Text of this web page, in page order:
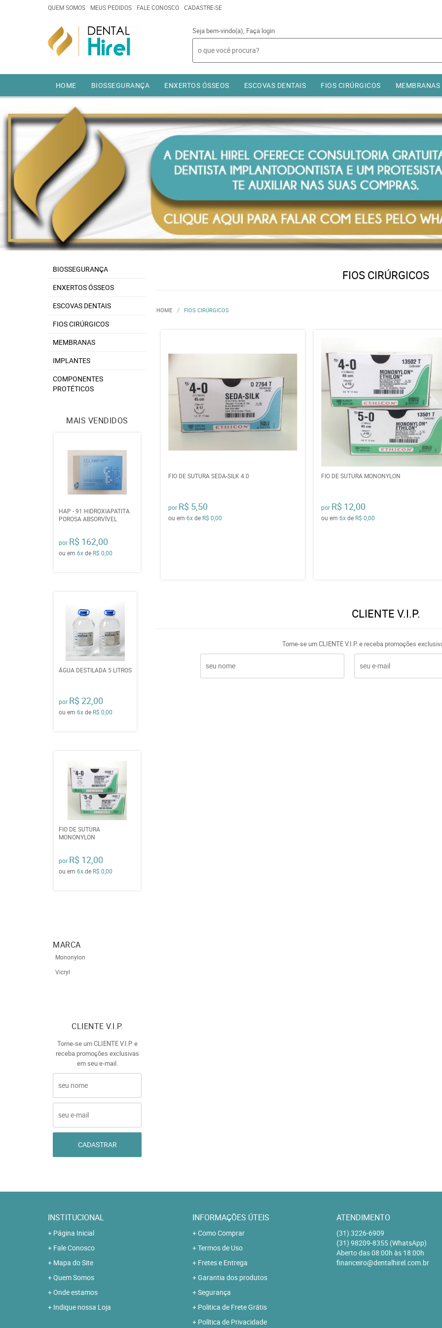
QUEM SOMOS MEUS PEDIDOS FALE CONOSCO CADASTRE-SE
Seja bem-vindo(a), Faça login
HOME BIOSSEGURANÇA ENXERTOS ÓSSEOS ESCOVAS DENTAIS FIOS CIRÚRGICOS MEMBRANAS
BIOSSEGURANÇA
ENXERTOS ÓSSEOS
ESCOVAS DENTAIS
FIOS CIRÚRGICOS
MEMBRANAS
IMPLANTES
COMPONENTES
PROTÉTICOS
MAIS VENDIDOS
HAP - 91 HIDROXIAPATITA
POROSA ABSORVÍVEL
por R$ 162,00
ou em 6xde R$ 0,00
ÁGUA DESTILADA 5 LITROS
por R$ 22,00
ou em 6xde R$ 0,00
FIO DE SUTURA
MONONYLON
por R$ 12,00
ou em 6xde R$ 0,00
MARCA
Mononylon
Vicryl
CLIENTE V.I.P.
Torne-se um CLIENTE V.I.P. e
receba promoções exclusivas
em seu e-mail.
CADASTRAR
FIOS CIRÚRGICOS
HOME FIOS CIRÚRGICOS
FIO DE SUTURA SEDA-SILK 4.0
por R$ 5,50
ou em6xde R$ 0,00
FIO DE SUTURA MONONYLON
por R$ 12,00
ou em6xde R$ 0,00
CLIENTE V.I.P.
Torne-se um CLIENTE V.I.P. e receba promoções
INSTITUCIONAL
Página Inicial
Fale Conosco
Mapa do Site
Quem Somos
Onde estamos
Indique nossa Loja
INFORMAÇÕES ÚTEIS
Como Comprar
Termos de Uso
Fretes e Entrega
Garantia dos produtos
Segurança
Politica de Frete Grátis
Política de Privacidade
ATENDIMENTO
(31) 3226-6909
(31) 98209-8355 (WhatsApp)
Aberto das 08:00h às 18:00h
financeiro@dentalhirel.com.br